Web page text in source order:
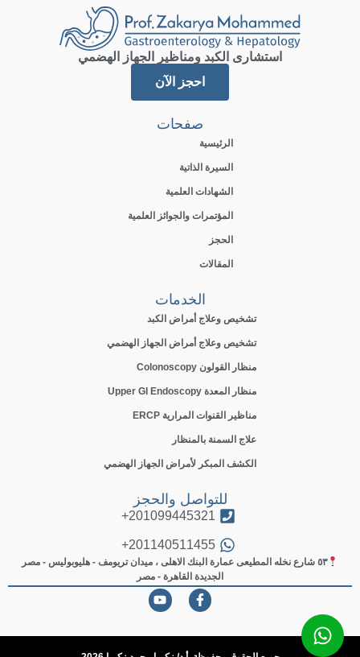
استشارى الكبد ومناظير الجهاز الهضمي
احجز الآن
صفحات
الرئيسية
السيرة الذاتية
الشهادات العلمية
المؤتمرات والجوائز العلمية
الحجز
المقالات
الخدمات
تشخيص وعلاج أمراض الكبد
تشخيص وعلاج أمراض الجهاز الهضمي
منظار القولون Colonoscopy
منظار المعدة Upper GI Endoscopy
مناظير القنوات المرارية ERCP
علاج السمنة بالمنظار
الكشف المبكر لأمراض الجهاز الهضمي
للتواصل والحجز
201099445321+
201140511455+
٥٣ شارع نخله المطيعى عمارة البنك الاهلى ، ميدان تريومف - هليوبوليس - مصر
الجديدة القاهرة - مصر